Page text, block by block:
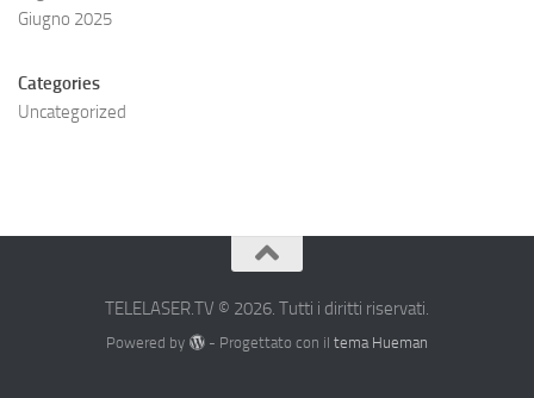
Giugno 2025
Categories
Uncategorized
TELELASER.TV © 2026. Tutti i diritti riservati.
Powered by - Progettato con il tema Hueman